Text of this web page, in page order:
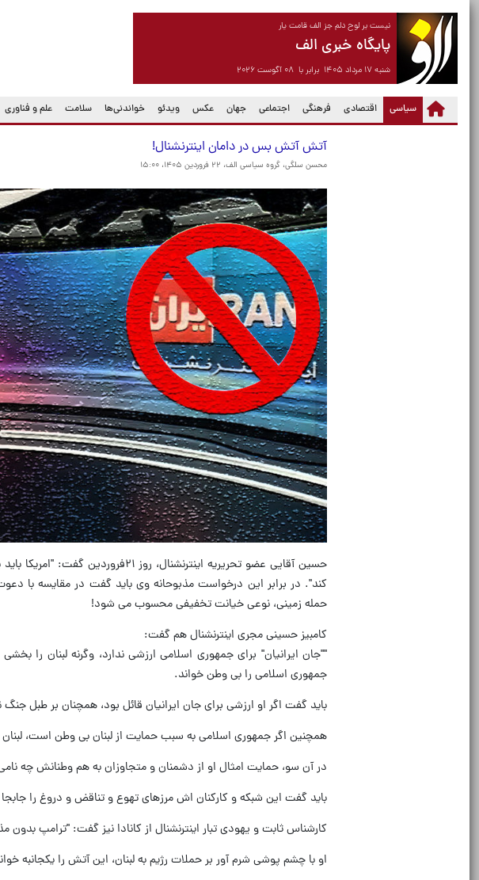
نیست بر لوح دلم جز الف قامت یار
پایگاه خبری الف
شنبه ۱۷ مرداد ۱۴۰۵ برابر با ۰۸ آگوست ۲۰۲۶
سیاسی
(current) اقتصادی فرهنگی اجتماعی جهان عکس ویدئو خواندنی‌ها سلامت علم و فناوری
آتش آتش بس در دامان اینترنشنال!
محسن سلگی، گروه سیاسی الف، ۲۲ فروردین ۱۴۰۵، ۱۵:۰۰
حسین آقایی عضو تحریریه اینترنشنال،
کند". در برابر این درخواست مذبوحانه وی باید گفت در مقایسه با
حمله زمینی، نوعی خیانت تخفیفی محسوب می شود!
کامبیز حسینی مجری اینترنشنال هم گفت:
""جان ایرانیان" برای جمهوری اسلامی ارزشی ندارد، وگرنه لبنان را
جمهوری اسلامی را بی وطن خواند.
باید گفت اگر او ارزشی برای جان ایرانیان قائل بود، همچنان بر طبل
همچنین اگر جمهوری اسلامی به سبب حمایت از لبنان بی وطن است،
در آن سو، حمایت امثال او از دشمنان و متجاوزان به هم وطنانش چه
باید گفت این شبکه و کارکنان اش مرزهای تهوع و تناقض و دروغ را جابجا
کارشناس ثابت و یهودی تبار اینترنشنال از کانادا نیز گفت: "ترامپ
او با چشم پوشی شرم آور بر حملات رژیم به لبنان، این آتش را یکجانبه